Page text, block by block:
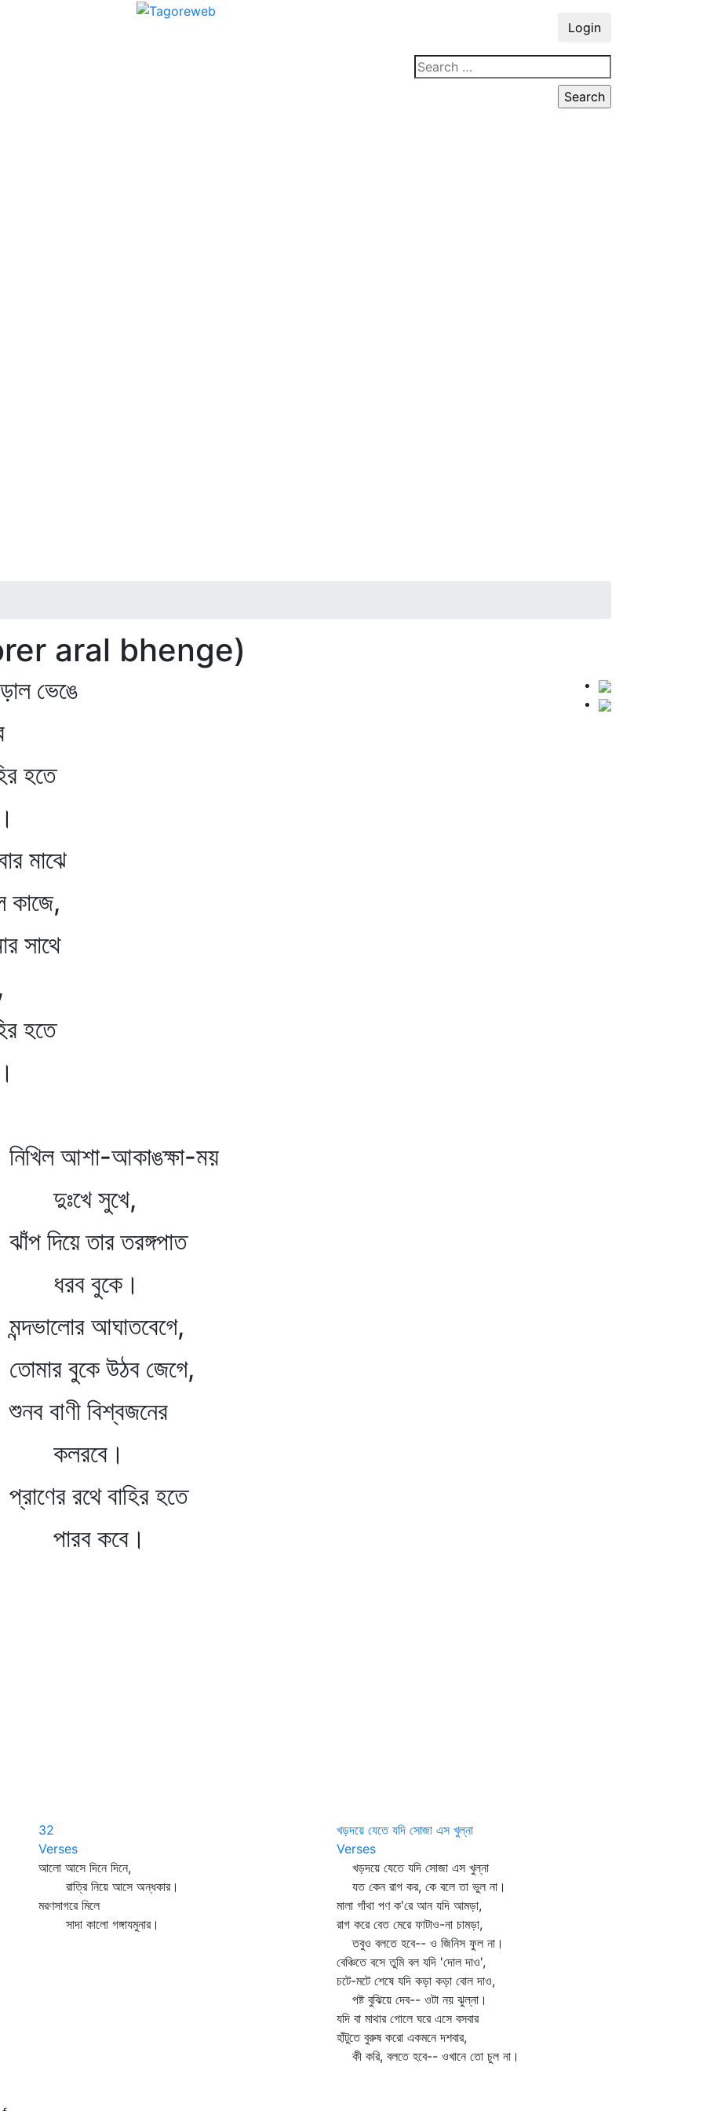
Login
aral bhenge)
ভেঙে
হতে
হতে
ময়
তরঙ্গপাত
জেগে,
হতে
32
Verses
আলো আসে দিনে দিনে,
রাত্রি নিয়ে আসে অন্ধকার।
মরণসাগরে মিলে
সাদা কালো গঙ্গাযমুনার।
খড়দয়ে যেতে যদি সোজা এস খুল্‌না
Verses
খড়দয়ে যেতে যদি সোজা এস খুল্‌না
যত কেন রাগ কর, কে বলে তা ভুল না।
মালা গাঁথা পণ ক'রে আন যদি আমড়া,
রাগ করে বেত মেরে ফাটাও-না চামড়া,
তবুও বলতে হবে-- ও জিনিস ফুল না।
বেঞ্চিতে বসে তুমি বল যদি 'দোল দাও',
চটে-মটে শেষে যদি কড়া কড়া বোল দাও,
পষ্ট বুঝিয়ে দেব-- ওটা নয় ঝুল্‌না।
যদি বা মাথার গোলে ঘরে এসে বসবার
হাঁটুতে বুরুষ করো একমনে দশবার,
কী করি, বলতে হবে-- ওখানে তো চুল না।